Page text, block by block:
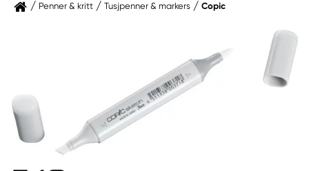
Penner & kritt Tusjpenner & markers Copic